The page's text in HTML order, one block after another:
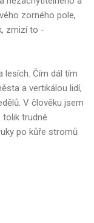
zorného pole,
zmizí to -
lesích. Čím dál tím
a vertikálou lidí,
V člověku jsem
tolik trudné
po kůře stromů